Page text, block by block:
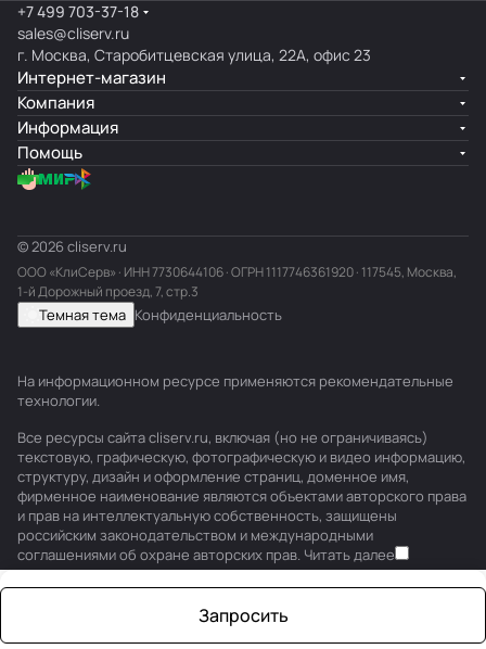
Запросить
+7 499 703-37-18
sales@cliserv.ru
г. Москва, Старобитцевская улица, 22А, офис 23
Интернет-магазин
Компания
Информация
Помощь
© 2026 cliserv.ru
ООО «КлиСерв» · ИНН7730644106· ОГРН 1117746361920 · 117545, Москва,
1-й Дорожный проезд, 7, стр.3
Темная тема Конфиденциальность
На информационном ресурсе применяются рекомендательные
технологии.
Все ресурсы сайта cliserv.ru, включая (но не ограничиваясь)
текстовую, графическую, фотографическую и видео информацию,
структуру, дизайн и оформление страниц, доменное имя,
фирменное наименование являются объектами авторского права
и прав на интеллектуальную собственность, защищены
российским законодательством и международными
соглашениями об охране авторских прав. Читать далее